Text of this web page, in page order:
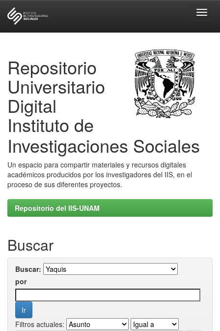
Repositorio
Universitario
Digital
Instituto de
Investigaciones Sociales
Un espacio para compartir materiales y recursos digitales
académicos producidos por los investigadores del IIS, en el
proceso de sus diferentes proyectos.
Repositorio del IIS-UNAM
Buscar
Buscar:
por
Filtros actuales: